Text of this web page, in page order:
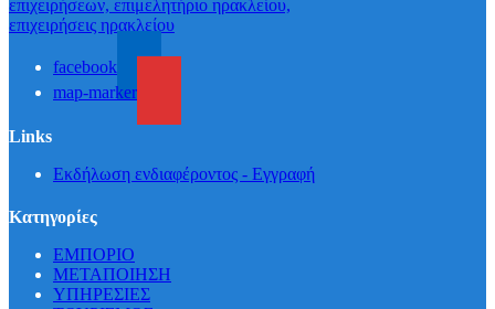
facebook
map-marker
Links
Εκδήλωση ενδιαφέροντος - Εγγραφή
Κατηγορίες
ΕΜΠΟΡΙΟ
ΜΕΤΑΠΟΙΗΣΗ
ΥΠΗΡΕΣΙΕΣ